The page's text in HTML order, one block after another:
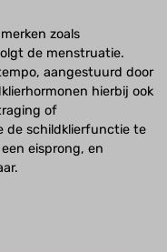
zoals
de menstruatie.
aangestuurd door
hierbij ook
of
de schildklierfunctie te
eisprong, en